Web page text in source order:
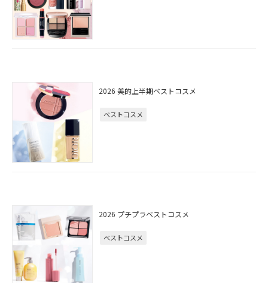
2026 美的上半期ベストコスメ
ベストコスメ
2026 プチプラベストコスメ
ベストコスメ